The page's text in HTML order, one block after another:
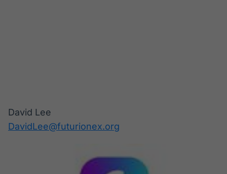
DavidLee@futurionex.org